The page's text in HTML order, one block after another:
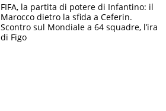
FIFA, la partita di potere di Infantino: il
Marocco dietro la sfida a Ceferin.
Scontro sul Mondiale a 64 squadre, l’ira
di Figo